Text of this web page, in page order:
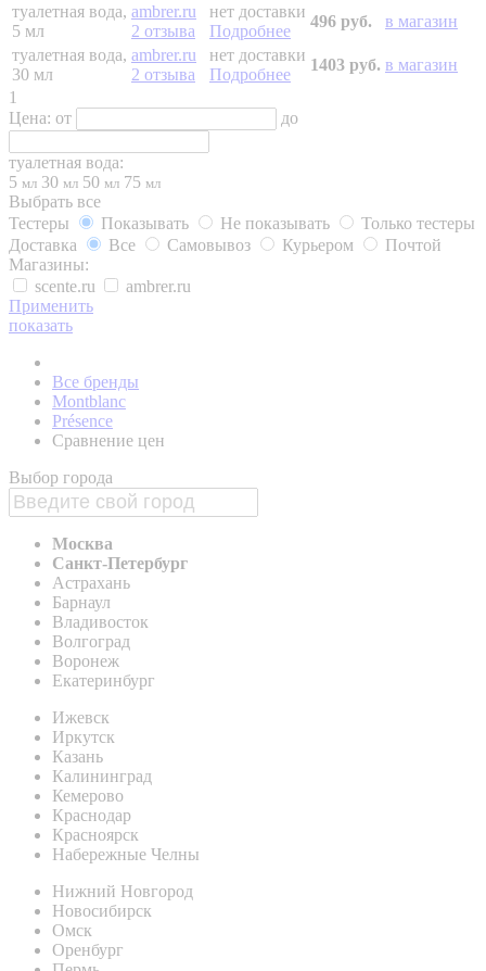
туалетная вода,
5 мл
ambrer.ru
2 отзыва
нет доставки
Подробнее
496 руб.
в магазин
туалетная вода,
30 мл
ambrer.ru
2 отзыва
нет доставки
Подробнее
1403 руб. в магазин
1
Цена: от до
туалетная вода:
5 мл 30 мл 50 мл 75 мл
Выбрать все
Тестеры
Показывать Не показывать
Только тестеры
Доставка
Все Самовывоз Курьером
Почтой
Магазины:
scente.ru
ambrer.ru
Применить
показать
Все бренды
Montblanc
Présence
Сравнение цен
Выбор города
Москва
Санкт-Петербург
Астрахань
Барнаул
Владивосток
Волгоград
Воронеж
Екатеринбург
Ижевск
Иркутск
Казань
Калининград
Кемерово
Краснодар
Красноярск
Набережные Челны
Нижний Новгород
Новосибирск
Омск
Оренбург